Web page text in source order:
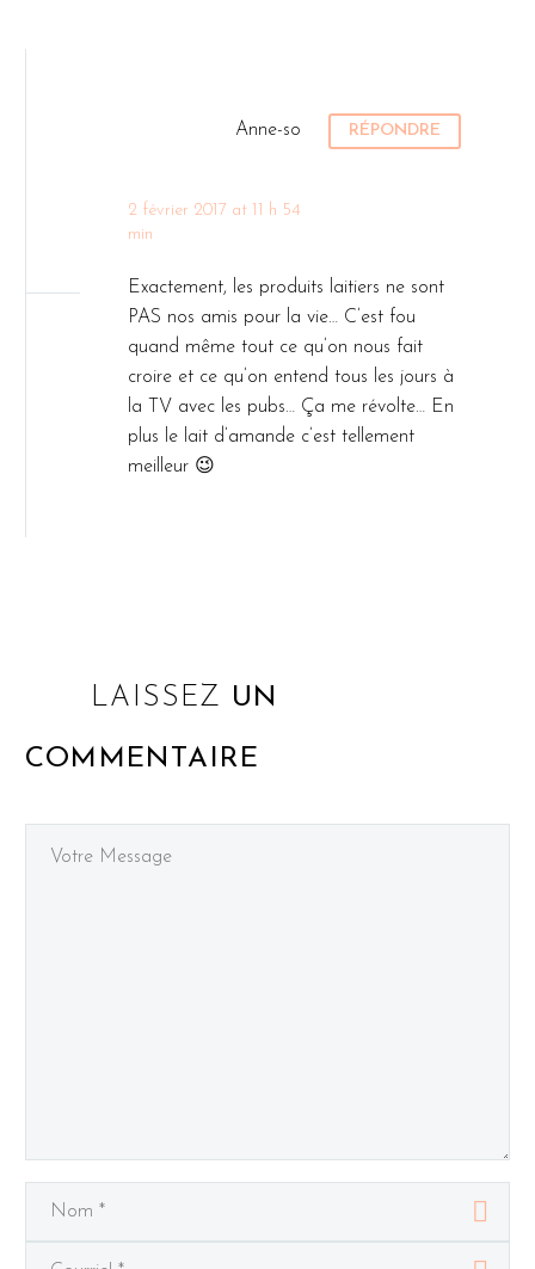
Anne-so
2 février 2017 at 11 h 54
min
RÉPONDRE
Exactement, les produits laitiers ne sont
PAS nos amis pour la vie… C’est fou
quand même tout ce qu’on nous fait
croire et ce qu’on entend tous les jours à
la TV avec les pubs… Ça me révolte… En
plus le lait d’amande c’est tellement
meilleur 😉
LAISSEZ UN
COMMENTAIRE